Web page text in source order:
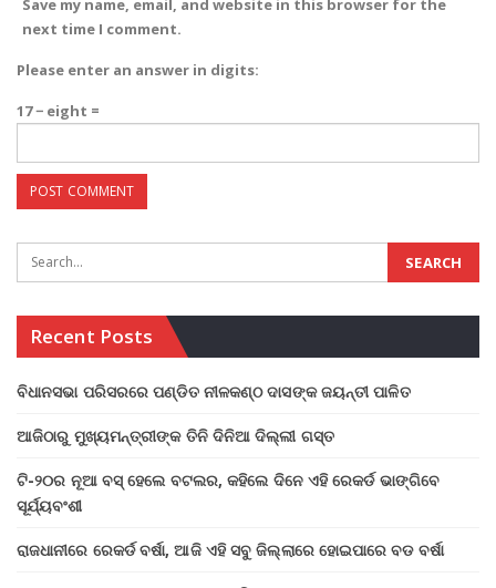
Save my name, email, and website in this browser for the
next time I comment.
Please enter an answer in digits:
17 − eight =
Recent Posts
ବିଧାନସଭା ପରିସରରେ ପଣ୍ଡିତ ନୀଳକଣ୍ଠ ଦାସଙ୍କ ଜୟନ୍ତୀ ପାଳିତ
ଆଜିଠାରୁ ମୁଖ୍ୟମନ୍ତ୍ରୀଙ୍କ ତିନି ଦିନିଆ ଦିଲ୍ଲୀ ଗସ୍ତ
ଟି-୨୦ର ନୂଆ ବସ୍ ହେଲେ ବଟଲର, କହିଲେ ଦିନେ ଏହି ରେକର୍ଡ ଭାଙ୍ଗିବେ
ସୂର୍ଯ୍ୟବଂଶୀ
ରାଜଧାନୀରେ ରେକର୍ଡ ବର୍ଷା, ଆଜି ଏହି ସବୁ ଜିଲ୍ଲାରେ ହୋଇପାରେ ବଡ ବର୍ଷା